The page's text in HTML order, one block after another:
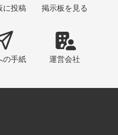
に投稿 掲示板 を見る
の手紙 運営会社